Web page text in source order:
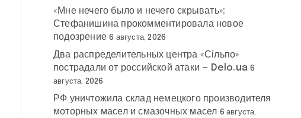
«Мне нечего было и нечего скрывать»:
Стефанишина прокомментировала новое
подозрение 6 августа, 2026
Два распределительных центра «Сільпо»
пострадали от российской атаки — Delo.ua 6
августа, 2026
РФ уничтожила склад немецкого производителя
моторных масел и смазочных масел 6 августа,